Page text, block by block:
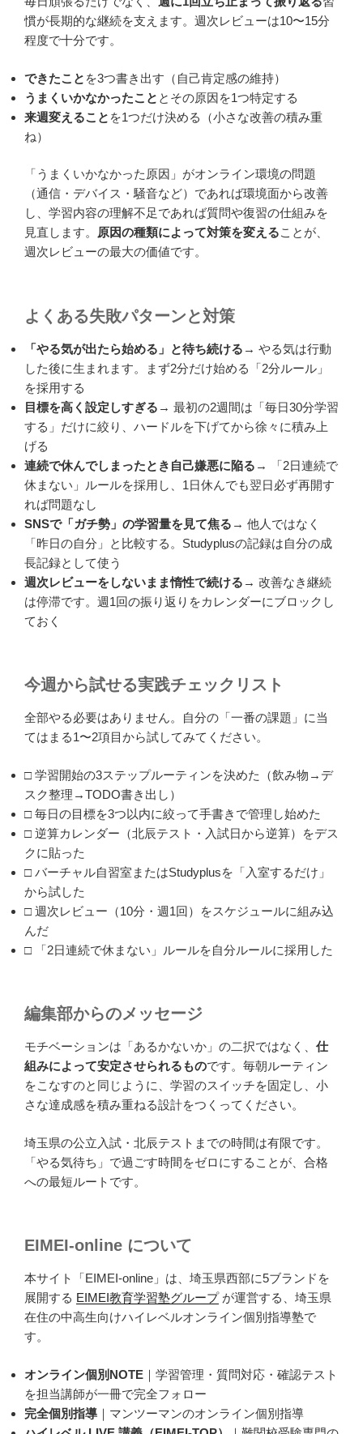
慣が長期的な継続を支えます。週次レビューは10〜15分
程度で十分です。
できたこと を3つ書き出す（自己肯定感の維持）
うまくいかなかったこと とその原因を1つ特定する
来週変えること を1つだけ決める（小さな改善の積み重
ね）
「うまくいかなかった原因」がオンライン環境の問題
（通信・デバイス・騒音など）であれば環境面から改善
し、学習内容の理解不足であれば質問や復習の仕組みを
見直します。
原因の種類によって対策を変えることが、
週次レビューの最大の価値です。
よくある失敗パターンと対策
「やる気が出たら始める」と待ち続ける → やる気は行動
した後に生まれます。まず2分だけ始める「2分ルール」
を採用する
目標を高く設定しすぎる → 最初の2週間は「毎日30分学習
する」だけに絞り、ハードルを下げてから徐々に積み上
げる
連続で休んでしまったとき自己嫌悪に陥る → 「2日連続で
休まない」ルールを採用し、1日休んでも翌日必ず再開す
れば問題なし
SNSで「ガチ勢」の学習量を見て焦る → 他人ではなく
「昨日の自分」と比較する。Studyplusの記録は自分の成
長記録として使う
週次レビューをしないまま惰性で続ける → 改善なき継続
は停滞です。週1回の振り返りをカレンダーにブロックし
ておく
今週から試せる実践チェックリスト
全部やる必要はありません。自分の「一番の課題」に当
てはまる1〜2項目から試してみてください。
□ 学習開始の3ステップルーティンを決めた（飲み物→デ
スク整理→TODO書き出し）
□ 毎日の目標を3つ以内に絞って手書きで管理し始めた
□ 逆算カレンダー（北辰テスト・入試日から逆算）をデス
クに貼った
□ バーチャル自習室またはStudyplusを「入室するだけ」
から試した
□ 週次レビュー（10分・週1回）をスケジュールに組み込
んだ
□ 「2日連続で休まない」ルールを自分ルールに採用した
編集部からのメッセージ
モチベーションは「あるかないか」の二択ではなく、 仕
組みによって安定させられるものです。毎朝ルーティン
をこなすのと同じように、学習のスイッチを固定し、小
さな達成感を積み重ねる設計をつくってください。
埼玉県の公立入試・北辰テストまでの時間は有限です。
「やる気待ち」で過ごす時間をゼロにすることが、合格
への最短ルートです。
EIMEI-online について
本サイト「EIMEI-online」は、埼玉県西部に5ブランドを
展開する EIMEI教育学習塾グループが運営する、埼玉県
在住の中高生向けハイレベルオンライン個別指導塾で
す。
オンライン個別NOTE ｜学習管理・質問対応・確認テスト
を担当講師が一冊で完全フォロー
完全個別指導 ｜マンツーマンのオンライン個別指導